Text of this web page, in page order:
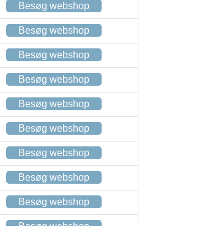
Besøg webshop
Besøg webshop
Besøg webshop
Besøg webshop
Besøg webshop
Besøg webshop
Besøg webshop
Besøg webshop
Besøg webshop